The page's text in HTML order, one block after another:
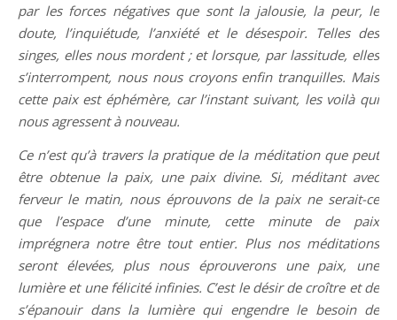
par les forces négatives que sont la jalousie, la peur, le
doute, l’inquiétude, l’anxiété et le désespoir. Telles des
singes, elles nous mordent ; et lorsque, par lassitude, elles
s’interrompent, nous nous croyons enfin tranquilles. Mais
cette paix est éphémère, car l’instant suivant, les voilà qui
nous agressent à nouveau.
Ce n’est qu’à travers la pratique de la méditation que peut
être obtenue la paix, une paix divine. Si, méditant avec
ferveur le matin, nous éprouvons de la paix ne serait-ce
que l’espace d’une minute, cette minute de paix
imprégnera notre être tout entier. Plus nos méditations
seront élevées, plus nous éprouverons une paix, une
lumière et une félicité infinies. C’est le désir de croître et de
s’épanouir dans la lumière qui engendre le besoin de